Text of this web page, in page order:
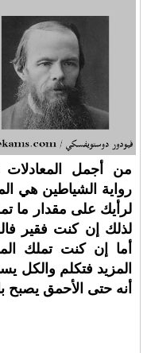
من أجمل
رواية الشياطين هي
لرأيك على مقدار ما
لذلك إن كنت فقير
أما إن كنت تملك
المزيد فتكلم والكل
أنه حتى الأحمق يصبح